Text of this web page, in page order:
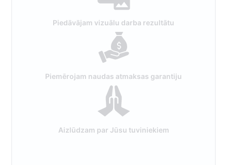
Piedāvājam vizuālu darba rezultātu
Piemērojam naudas atmaksas garantiju
Aizlūdzam par Jūsu tuviniekiem